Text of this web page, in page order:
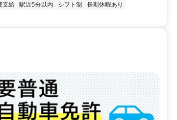
支給 駅近5分以内 シフト制
長期休暇あり